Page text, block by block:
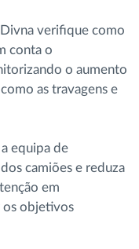
verifique como
conta o
o aumento
as travagens e
equipa de
camiões e reduza
em
os objetivos